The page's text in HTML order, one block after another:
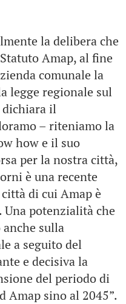
la delibera che
Amap, al fine
comunale la
legge regionale sul
il
– riteniamo la
how e il suo
per la nostra città,
è una recente
di cui Amap è
potenzialità che
sulla
a seguito del
e decisiva la
del periodo di
Amap sino al 2045”.